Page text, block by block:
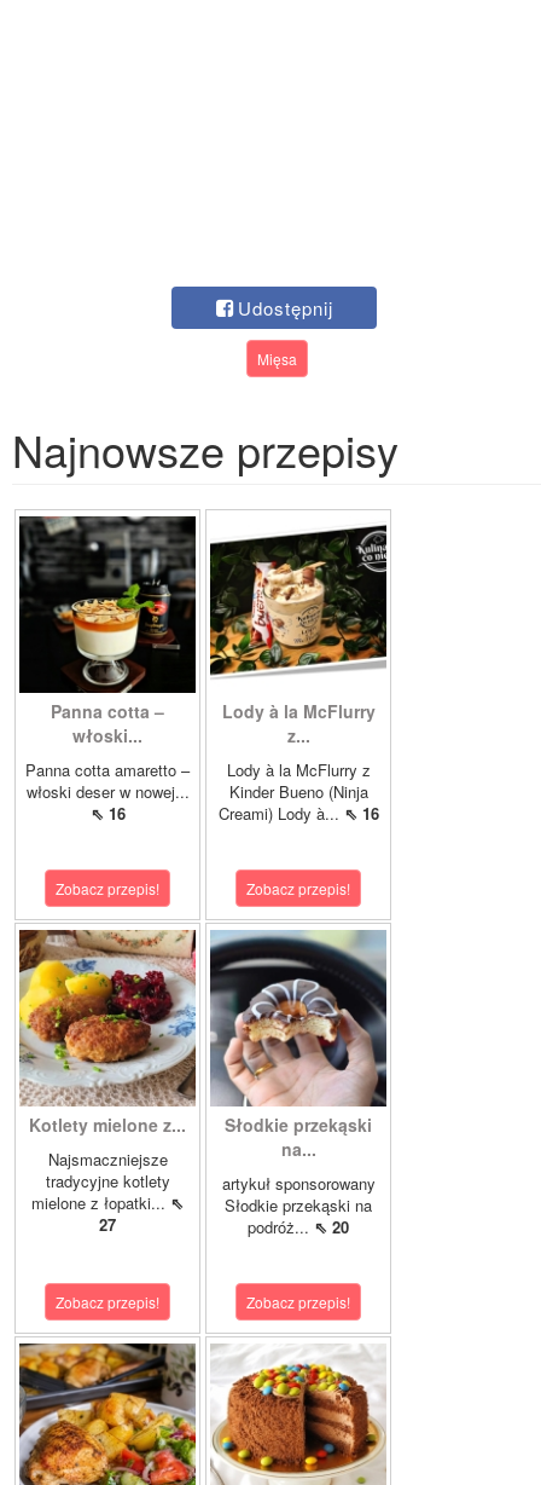
Udostępnij
Mięsa
Najnowsze przepisy
Panna cotta –
włoski...
Panna cotta amaretto –
włoski deser w nowej...
⇖ 16
Zobacz przepis!
Lody à la McFlurry
z...
Lody à la McFlurry z
Kinder Bueno (Ninja
Creami) Lody à... ⇖ 16
Zobacz przepis!
Kotlety mielone z...
Najsmaczniejsze
tradycyjne kotlety
mielone z łopatki... ⇖
27
Zobacz przepis!
Słodkie przekąski
na...
artykuł sponsorowany
Słodkie przekąski na
podróż... ⇖ 20
Zobacz przepis!